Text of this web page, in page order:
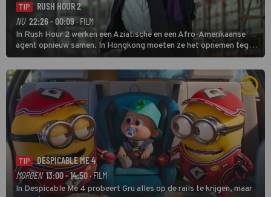
TIP
RUSH HOUR 2
NU 22:26 - 00:09· FILM
In Rush Hour 2 werken een Aziatische en een Afro-Amerikaanse
agent opnieuw samen. In Hongkong moeten ze het opnemen tegen
een bende die met vals geld handelt.
TIP
DESPICABLE ME 4
MORGEN 13:00 - 14:50· FILM
In Despicable Me 4 probeert Gru alles op de rails te krijgen, maar